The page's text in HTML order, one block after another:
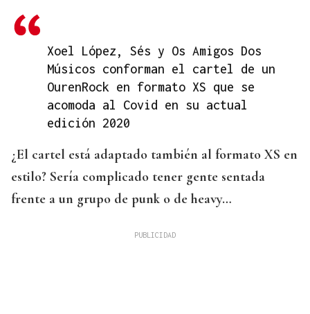
Xoel López, Sés y Os Amigos Dos
Músicos conforman el cartel de un
OurenRock en formato XS que se
acomoda al Covid en su actual
edición 2020
¿El cartel está adaptado también al formato XS en
estilo? Sería complicado tener gente sentada
frente a un grupo de punk o de heavy…